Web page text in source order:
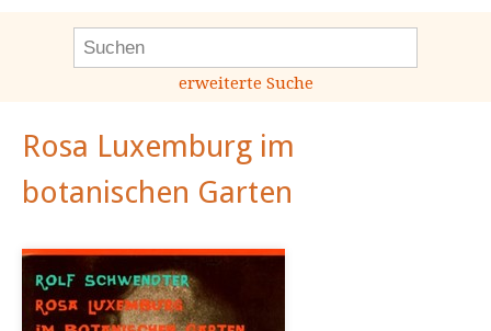
erweiterte Suche
Rosa Luxemburg im
botanischen Garten